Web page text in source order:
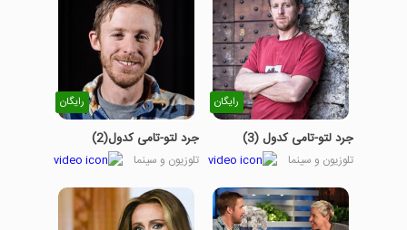
رایگان
جرد لتو-تامی کدول (3)
تلوزیون و سینما
رایگان
جرد لتو-تامی کدول(2)
تلوزیون و سینما